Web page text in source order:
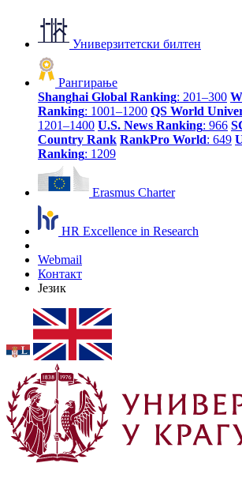
Универзитетски билтен
Рангирање
Shanghai Global Ranking: 201–300
Ranking: 1001–1200 QS World
1201–1400 U.S. News Ranking: 966
Country Rank RankPro World: 649
Ranking: 1209
Erasmus Charter
HR Excellence in Research
Webmail
Контакт
Језик